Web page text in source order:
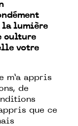
la lumière
culture
votre
m’a appris
de
que ce